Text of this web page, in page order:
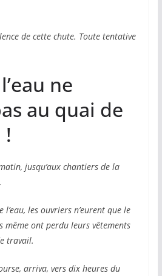
de cette chute. Toute tentative
ne
au quai de
jusqu’aux chantiers de la
l’eau, les ouvriers n’eurent que le
même ont perdu leurs vêtements
travail.
arriva, vers dix heures du